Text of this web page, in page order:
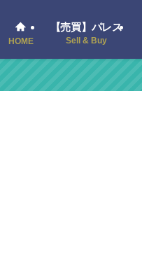
HOME
【売買】パレス
Sell & Buy